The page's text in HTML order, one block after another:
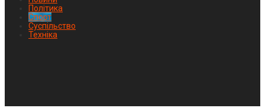
Політика
Спорт
Суспільство
Техніка